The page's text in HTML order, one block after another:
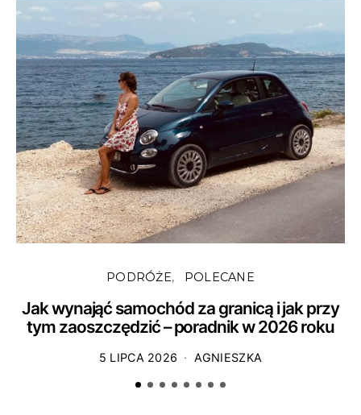
PODRÓŻE POLECANE
Jak wynająć samochód za granicą i jak przy
tym zaoszczędzić – poradnik w 2026 roku
5 LIPCA 2026 AGNIESZKA